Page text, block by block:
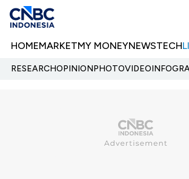
HOMEMARKETMY MONEYNEWSTECH
RESEARCHOPINIONPHOTOVIDEO